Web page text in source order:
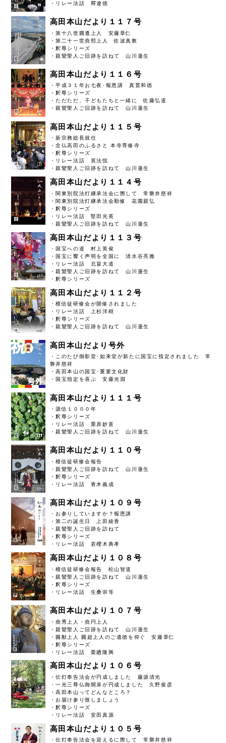
・リレー法話 釋遼徳
高田本山だより１１７号
・第十八世圓遵上人 安藤章仁
・第二十一世堯熙上人 佐波真教
・釈尊シリーズ
・親鸞聖人ご旧跡を訪ねて 山川蓮生
高田本山だより１１６号
・平成３１年お七夜･報恩講 真置和徳
・釈尊シリーズ
・ただただ、子どもたちと一緒に 佐藤弘道
・親鸞聖人ご旧跡を訪ねて 山川蓮生
高田本山だより１１５号
・新宗務総長就任
・念仏高田のふるさと 本寺専修寺
・釈尊シリーズ
・リレー法話 英法悦
・親鸞聖人ご旧跡を訪ねて 山川蓮生
高田本山だより１１４号
・関東別院法灯継承法会に際して 常磐井慈祥
・関東別院法灯継承法会勤修 花園親弘
・釈尊シリーズ
・リレー法話 堅田光英
・親鸞聖人ご旧跡を訪ねて 山川蓮生
高田本山だより１１３号
・国宝への道 村上英俊
・国宝に響く声明を全国に 清水谷亮雅
・リレー法話 北畠大道
・親鸞聖人ご旧跡を訪ねて 山川蓮生
・釈尊シリーズ
高田本山だより１１２号
・檀信徒研修会が開催されました
・リレー法話 上杉洋樹
・釈尊シリーズ
・親鸞聖人ご旧跡を訪ねて 山川蓮生
高田本山だより号外
・このたび御影堂･如来堂が新たに国宝に指定されました 常
磐井慈祥
・高田本山の国宝･重要文化財
・国宝指定を喜ぶ 安藤光淵
高田本山だより１１１号
・源信１０００年
・釈尊シリーズ
・リレー法話 栗原妙直
・親鸞聖人ご旧跡を訪ねて 山川蓮生
高田本山だより１１０号
・檀信徒研修会報告
・親鸞聖人ご旧跡を訪ねて 山川蓮生
・釈尊シリーズ
・リレー法話 青木義成
高田本山だより１０９号
・お参りしていますか？報恩講
・第二の誕生日 上田綾香
・親鸞聖人ご旧跡を訪ねて
・釈尊シリーズ
・リレー法話 若櫻木典孝
高田本山だより１０８号
・檀信徒研修会報告 松山智道
・親鸞聖人ご旧跡を訪ねて 山川蓮生
・釈尊シリーズ
・リレー法話 生桑崇等
高田本山だより１０７号
・堯秀上人・堯円上人
・親鸞聖人ご旧跡を訪ねて 山川蓮生
・圓猷上人 圓超上人のご遺徳を仰ぐ 安藤章仁
・釈尊シリーズ
・リレー法話 栗廼隆興
高田本山だより１０６号
・伝灯奉告法会が円成しました 藤源清光
・一光三尊仏御開扉が円成しました 久野俊彦
・高田本山ってどんなところ？
・お届け参り致しましょう
・釈尊シリーズ
・リレー法話 安田真源
高田本山だより１０５号
・伝灯奉告法会を迎えるに際して 常磐井慈祥